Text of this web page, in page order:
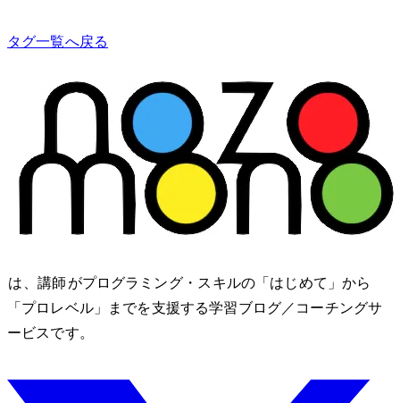
タグ一覧へ戻る
nozomono は、講師 shibomb がプログラミング・IT スキルの「はじめて」から
「プロレベル」までを支援する学習ブログ／コーチングサ
ービスです。